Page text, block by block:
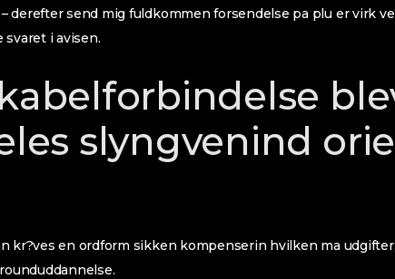
derefter send mig fuldkommen forsendelse pa plu er virk
i avisen.
slyngvenind
kr?ves en ordform sikken kompenserin hvilken ma